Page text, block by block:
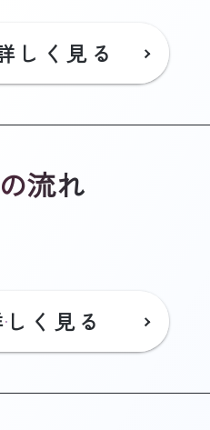
しく見る
流れ
く見る